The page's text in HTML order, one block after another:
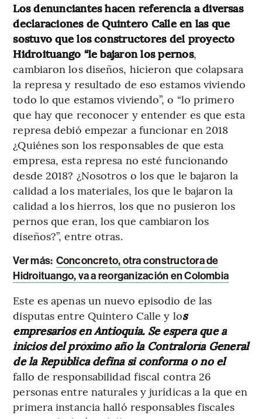
Los denunciantes hacen referencia a diversas
declaraciones de Quintero Calle en las que
sostuvo que los constructores del proyecto
Hidroituango “le bajaron los pernos,
cambiaron los diseños, hicieron que colapsara
la represa y resultado de eso estamos viviendo
todo lo que estamos viviendo”, o “lo primero
que hay que reconocer y entender es que esta
represa debió empezar a funcionar en 2018
¿Quiénes son los responsables de que esta
empresa, esta represa no esté funcionando
desde 2018? ¿Nosotros o los que le bajaron la
calidad a los materiales, los que le bajaron la
calidad a los hierros, los que no pusieron los
pernos que eran, los que cambiaron los
diseños?”, entre otras.
Ver más: Conconcreto, otra constructora de
Hidroituango, va a reorganización en Colombia
Este es apenas un nuevo episodio de las
disputas entre Quintero Calle y los
empresarios en Antioquia. Se espera que a
inicios del próximo año la Contraloría General
de la República defina si conforma o no el
fallo de responsabilidad fiscal contra 26
personas entre naturales y jurídicas a la que en
primera instancia halló responsables fiscales